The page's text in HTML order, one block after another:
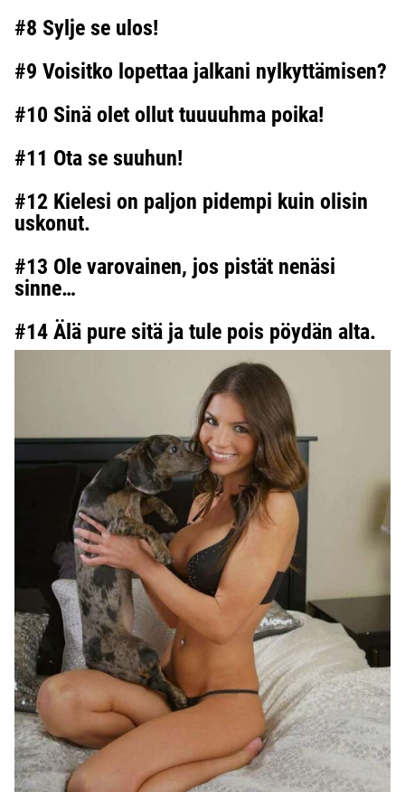
#8 Sylje se ulos!
#9 Voisitko lopettaa jalkani nylkyttämisen?
#10 Sinä olet ollut tuuuuhma poika!
#11 Ota se suuhun!
#12 Kielesi on paljon pidempi kuin olisin
uskonut.
#13 Ole varovainen, jos pistät nenäsi
sinne…
#14 Älä pure sitä ja tule pois pöydän alta.